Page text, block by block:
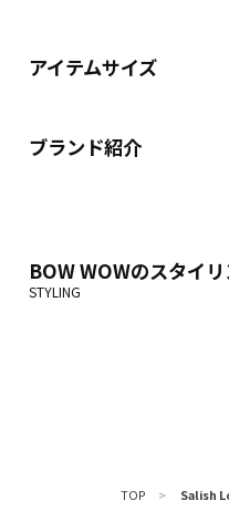
アイテムサイズ
ブランド紹介
BOW WOWのスタイ
TOP > Salish